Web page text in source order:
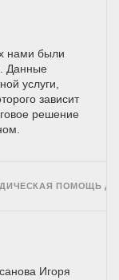
нами были
Данные
услуги,
зависит
решение
ПОМОЩЬ
Игоря